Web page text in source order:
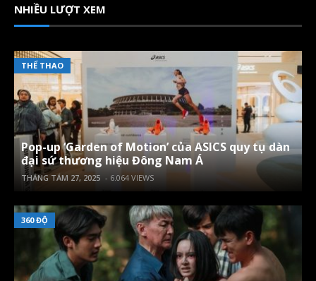
NHIỀU LƯỢT XEM
THỂ THAO
Pop-up ‘Garden of Motion’ của ASICS quy tụ dàn
đại sứ thương hiệu Đông Nam Á
THÁNG TÁM 27, 2025 - 6.064 VIEWS
360 ĐỘ